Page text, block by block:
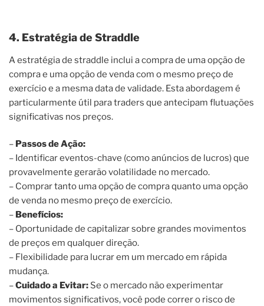
4. Estratégia de Straddle
A estratégia de straddle inclui a compra de uma opção de
compra e uma opção de venda com o mesmo preço de
exercício e a mesma data de validade. Esta abordagem é
particularmente útil para traders que antecipam flutuações
significativas nos preços.
– Passos de Ação:
– Identificar eventos-chave (como anúncios de lucros) que
provavelmente gerarão volatilidade no mercado.
– Comprar tanto uma opção de compra quanto uma opção
de venda no mesmo preço de exercício.
– Benefícios:
– Oportunidade de capitalizar sobre grandes movimentos
de preços em qualquer direção.
– Flexibilidade para lucrar em um mercado em rápida
mudança.
–Cuidado a Evitar: Se o mercado não experimentar
movimentos significativos, você pode correr o risco de